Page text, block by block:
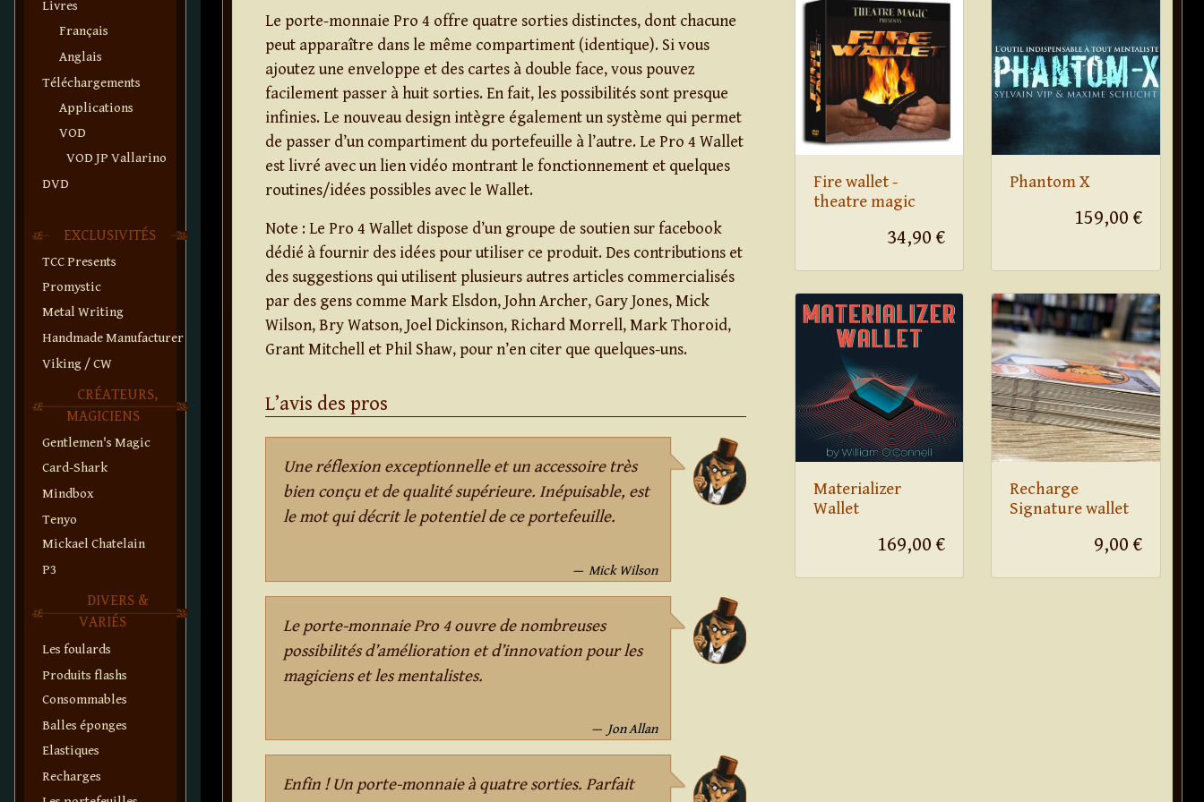
Livres
Français
Anglais
Téléchargements
Applications
VOD
VOD JP Vallarino
DVD
EXCLUSIVITÉS
TCC Presents
Promystic
Metal Writing
Handmade Manufacturer
Viking / CW
CRÉATEURS,
MAGICIENS
Gentlemen's Magic
Card-Shark
Mindbox
Tenyo
Mickael Chatelain
P3
DIVERS &
VARIÉS
Les foulards
Produits flashs
Consommables
Balles éponges
Elastiques
Recharges
Le porte-monnaie Pro 4 offre quatre sorties distinctes, dont chacune
peut apparaître dans le même compartiment (identique). Si vous
ajoutez une enveloppe et des cartes à double face, vous pouvez
facilement passer à huit sorties. En fait, les possibilités sont presque
infinies. Le nouveau design intègre également un système qui permet
de passer d’un compartiment du portefeuille à l’autre. Le Pro 4 Wallet
est livré avec un lien vidéo montrant le fonctionnement et quelques
routines/idées possibles avec le Wallet.
Note : Le Pro 4 Wallet dispose d’un groupe de soutien sur facebook
dédié à fournir des idées pour utiliser ce produit. Des contributions et
des suggestions qui utilisent plusieurs autres articles commercialisés
par des gens comme Mark Elsdon, John Archer, Gary Jones, Mick
Wilson, Bry Watson, Joel Dickinson, Richard Morrell, Mark Thoroid,
Grant Mitchell et Phil Shaw, pour n’en citer que quelques-uns.
L’avis des pros
Une réflexion exceptionnelle et un accessoire très
bien conçu et de qualité supérieure. Inépuisable, est
le mot qui décrit le potentiel de ce portefeuille.
Mick Wilson
Le porte-monnaie Pro 4 ouvre de nombreuses
possibilités d’amélioration et d’innovation pour les
magiciens et les mentalistes.
Jon Allan
Enfin ! Un porte-monnaie à quatre sorties. Parfait
Fire wallet -
theatre magic
34,90 €
Phantom X
159,00 €
Materializer
Wallet
169,00 €
Recharge
Signature wallet
9,00 €